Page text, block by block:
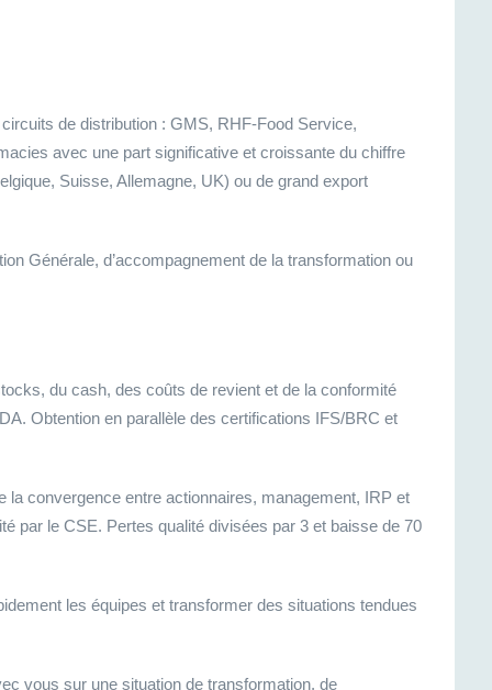
de distribution : GMS, RHF-Food Service,
avec une part significative et croissante du chiffre
Suisse, Allemagne, UK) ou de grand export
Générale, d’accompagnement de la transformation ou
du cash, des coûts de revient et de la conformité
Obtention en parallèle des certifications IFS/BRC et
la convergence entre actionnaires, management, IRP et
par le CSE. Pertes qualité divisées par 3 et baisse de 70
les équipes et transformer des situations tendues
vous sur une situation de transformation, de